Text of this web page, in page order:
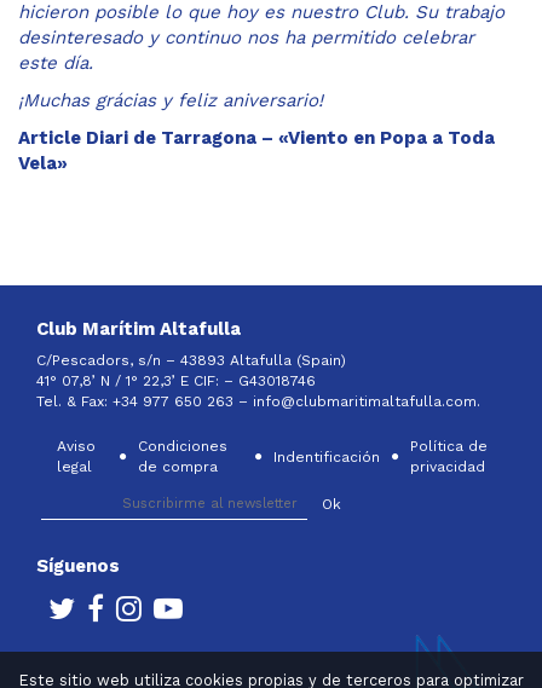
Este sitio web utiliza cookies propias y de terceros para optimizar
hicieron posible lo que hoy es nuestro Club. Su trabajo
desinteresado y continuo nos ha permitido celebrar
este día.
¡Muchas grácias y feliz aniversario!
Article Diari de Tarragona – «Viento en Popa a Toda
Vela»
Club Marítim Altafulla
C/Pescadors, s/n – 43893 Altafulla (Spain)
41° 07,8’ N / 1° 22,3’ E CIF: – G43018746
Tel. & Fax: +34 977 650 263 – info@clubmaritimaltafulla.com.
Aviso
legal
Condiciones
de compra
Indentificación
Política de
privacidad
Síguenos